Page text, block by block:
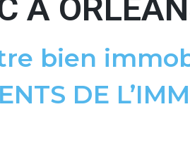
À
bien
DE